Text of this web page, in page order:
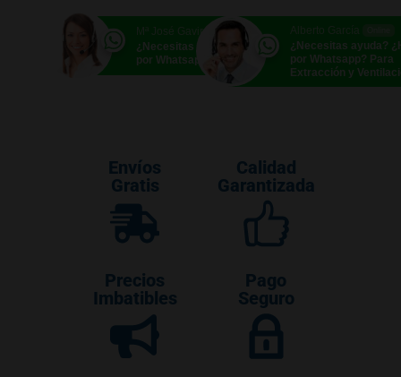
Mª José Gavira Online
¿Necesitas ayuda? ¿Hablamos
por Whatsapp?
¿Necesitas ayuda?
por Whatsapp? Para
Extracción y
Envíos
Gratis
Calidad
Garantizada
Precios
Imbatibles
Pago
Seguro